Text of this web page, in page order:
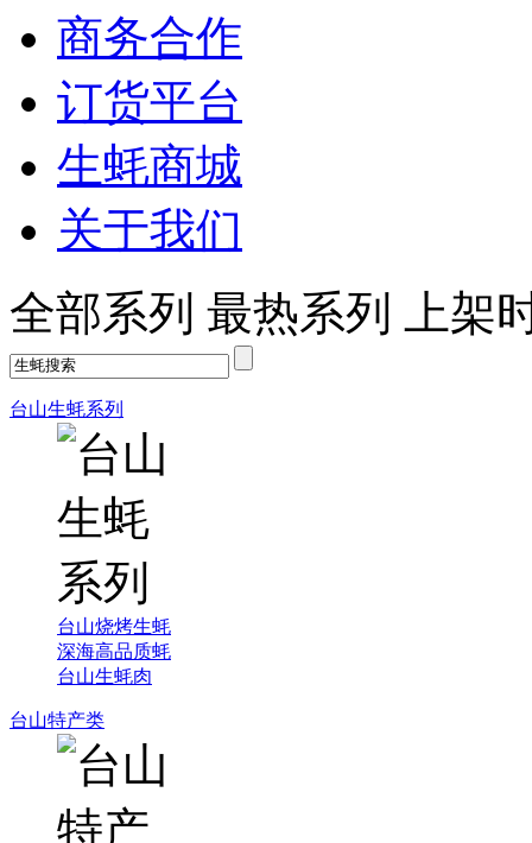
商务合作
订货平台
生蚝商城
关于我们
全部系列 最热系列 上架
台山生蚝系列
台山烧烤生蚝
深海高品质蚝
台山生蚝肉
台山特产类